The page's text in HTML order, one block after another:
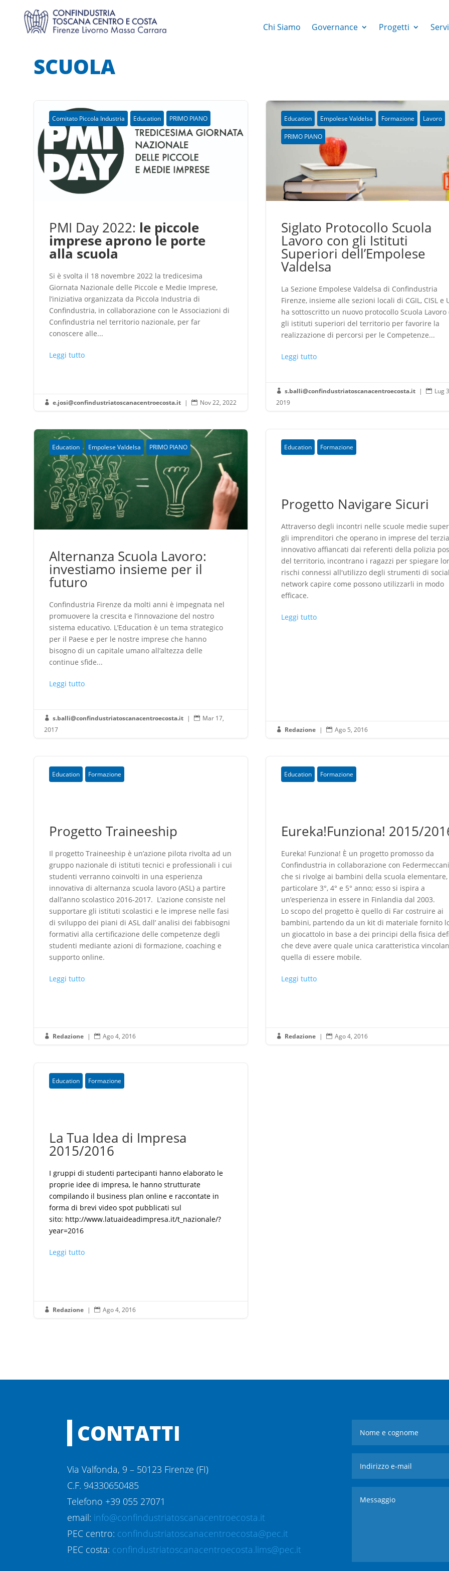
Chi Siamo Governance Progetti
SCUOLA
Comitato Piccola Industria Education PRIMO PIANO
PMI Day 2022: le piccole
imprese aprono le porte
alla scuola
Si è svolta il 18 novembre 2022 la tredicesima
Giornata Nazionale delle Piccole e Medie Imprese,
l’iniziativa organizzata da Piccola Industria di
Confindustria, in collaborazione con le Associazioni di
Confindustria nel territorio nazionale, per far
conoscere alle...
Leggi tutto
 e.josi@confindustriatoscanacentroecosta.it |  Nov 22, 2022
Education Empolese Valdelsa Formazione Lavoro
PRIMO PIANO
Siglato Protocollo Scuola
Lavoro con gli Istituti
Superiori dell’Empolese
Valdelsa
La Sezione Empolese Valdelsa di Confindustria
Firenze, insieme alle sezioni locali di CGIL, CISL e
ha sottoscritto un nuovo protocollo Scuola Lavoro
gli istituti superiori del territorio per favorire la
realizzazione di percorsi per le Competenze...
Leggi tutto
 s.balli@confindustriatoscanacentroecosta.it |  Lug
2019
Education Empolese Valdelsa PRIMO PIANO
Alternanza Scuola Lavoro:
investiamo insieme per il
futuro
Confindustria Firenze da molti anni è impegnata nel
promuovere la crescita e l’innovazione del nostro
sistema educativo. L’Education è un tema strategico
per il Paese e per le nostre imprese che hanno
bisogno di un capitale umano all’altezza delle
continue sfide...
Leggi tutto
 s.balli@confindustriatoscanacentroecosta.it |  Mar 17,
2017
Education Formazione
Progetto Navigare Sicuri
Attraverso degli incontri nelle scuole medie
gli imprenditori che operano in imprese del
innovativo affiancati dai referenti della polizia
del territorio, incontrano i ragazzi per spiegare
rischi connessi all'utilizzo degli strumenti di social
network capire come possono utilizzarli in modo
efficace.
Leggi tutto
 Redazione |  Ago 5, 2016
Education Formazione
Progetto Traineeship
Il progetto Traineeship è un’azione pilota rivolta ad un
gruppo nazionale di istituti tecnici e professionali i cui
studenti verranno coinvolti in una esperienza
innovativa di alternanza scuola lavoro (ASL) a partire
dall’anno scolastico 2016-2017. L’azione consiste nel
supportare gli istituti scolastici e le imprese nelle fasi
di sviluppo dei piani di ASL dall’ analisi dei fabbisogni
formativi alla certificazione delle competenze degli
studenti mediante azioni di formazione, coaching e
supporto online.
Leggi tutto
 Redazione |  Ago 4, 2016
Education Formazione
Eureka!Funziona! 2015/
Eureka! Funziona! È un progetto promosso da
Confindustria in collaborazione con
che si rivolge ai bambini della scuola
particolare 3°, 4° e 5° anno; esso si ispira a
un’esperienza in essere in Finlandia dal 2003.
Lo scopo del progetto è quello di Far costruire ai
bambini, partendo da un kit di materiale fornito
un giocattolo in base a dei principi della fisica
che deve avere quale unica caratteristica
quella di essere mobile.
Leggi tutto
 Redazione |  Ago 4, 2016
Education Formazione
La Tua Idea di Impresa
2015/2016
I gruppi di studenti partecipanti hanno elaborato le
proprie idee di impresa, le hanno strutturate
compilando il business plan online e raccontate in
forma di brevi video spot pubblicati sul
sito: http://www.latuaideadimpresa.it/t_nazionale/?
year=2016
Leggi tutto
 Redazione |  Ago 4, 2016
CONTATTI
Via Valfonda, 9 – 50123 Firenze (FI)
C.F. 94330650485
Telefono +39 055 27071
email: info@confindustriatoscanacentroecosta.it
PEC centro: confindustriatoscanacentroecosta@pec.it
PEC costa: confindustriatoscanacentroecosta.lims@pec.it